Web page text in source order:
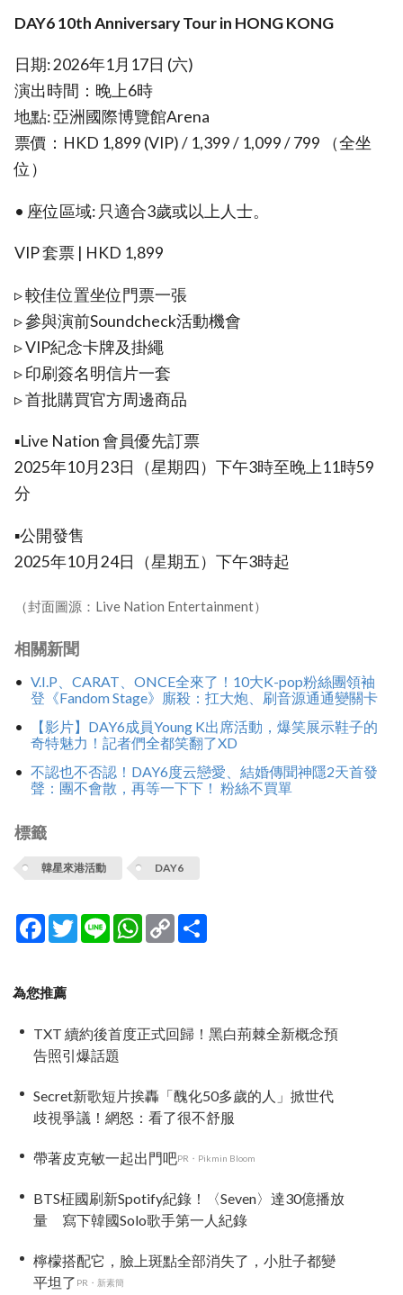
DAY6 10th Anniversary Tour in HONG KONG
日期: 2026年1月17日 (六)
演出時間：晚上6時
地點: 亞洲國際博覽館Arena
票價：HKD 1,899 (VIP) / 1,399 / 1,099 / 799 （全坐
位）
•⁠ ⁠座位區域: 只適合3歲或以上人士。
VIP 套票 | HKD 1,899
▹ 較佳位置坐位門票一張
▹ 參與演前Soundcheck活動機會
▹ ⁠VIP紀念卡牌及掛繩
▹ 印刷簽名明信片一套
▹ 首批購買官方周邊商品
▪️Live Nation 會員優先訂票
2025年10月23日（星期四）下午3時至晚上11時59
分
▪️公開發售
2025年10月24日（星期五）下午3時起
（封面圖源：Live Nation Entertainment）
相關新聞
V.I.P、CARAT、ONCE全來了！10大K-pop粉絲團領袖
登《Fandom Stage》廝殺：扛大炮、刷音源通通變關卡
【影片】DAY6成員Young K出席活動，爆笑展示鞋子的
奇特魅力！記者們全都笑翻了XD
不認也不否認！DAY6度云戀愛、結婚傳聞神隱2天首發
聲：團不會散，再等一下下！ 粉絲不買單
標籤
韓星來港活動 DAY6
Facebook
TwitterLine WhatsApp
Copy
Link
為您推薦
TXT 續約後首度正式回歸！黑白荊棘全新概念預
告照引爆話題
Secret新歌短片挨轟「醜化50多歲的人」掀世代
歧視爭議！網怒：看了很不舒服
帶著皮克敏一起出門吧PR・Pikmin Bloom
BTS柾國刷新Spotify紀錄！〈Seven〉達30億播放
量 寫下韓國Solo歌手第一人紀錄
檸檬搭配它，臉上斑點全部消失了，小肚子都變
平坦了 PR・新素簡